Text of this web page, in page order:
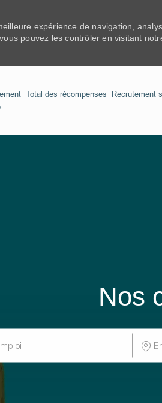
expérience de navigation,
pouvez les contrôler en visitant
Total des récompenses Recrutement
Nos
Enter